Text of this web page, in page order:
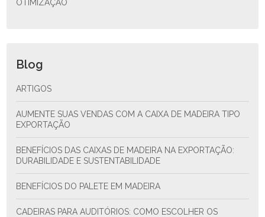
OTIMIZAÇÃO
Blog
ARTIGOS
AUMENTE SUAS VENDAS COM A CAIXA DE MADEIRA TIPO
EXPORTAÇÃO
BENEFÍCIOS DAS CAIXAS DE MADEIRA NA EXPORTAÇÃO:
DURABILIDADE E SUSTENTABILIDADE
BENEFÍCIOS DO PALETE EM MADEIRA
CADEIRAS PARA AUDITÓRIOS: COMO ESCOLHER OS